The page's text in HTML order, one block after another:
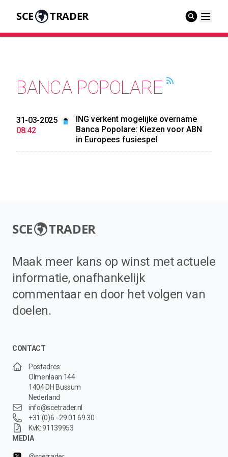
SCE TRADER
BANCA POPOLARE
31-03-2025
08:42
ING verkent mogelijke overname
Banca Popolare: Kiezen voor ABN
in Europees fusiespel
SCE TRADER
Maak meer kans op winst met actuele
informatie, onafhankelijk
commentaar en door het volgen van
doelen.
CONTACT
Postadres:
Olmenlaan 144
1404 DH Bussum
Nederland
info@scetrader.nl
+31 (0)6 - 29 01 69 30
KvK: 91139953
MEDIA